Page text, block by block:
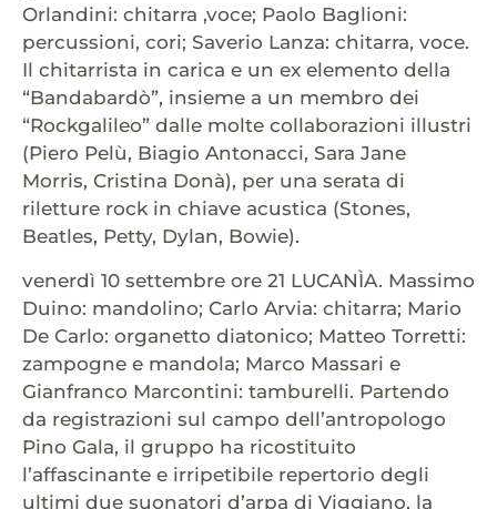
Orlandini: chitarra ,voce; Paolo Baglioni:
percussioni, cori; Saverio Lanza: chitarra, voce.
Il chitarrista in carica e un ex elemento della
“Bandabardò”, insieme a un membro dei
“Rockgalileo” dalle molte collaborazioni illustri
(Piero Pelù, Biagio Antonacci, Sara Jane
Morris, Cristina Donà), per una serata di
riletture rock in chiave acustica (Stones,
Beatles, Petty, Dylan, Bowie).
venerdì 10 settembre ore 21 LUCANÌA. Massimo
Duino: mandolino; Carlo Arvia: chitarra; Mario
De Carlo: organetto diatonico; Matteo Torretti:
zampogne e mandola; Marco Massari e
Gianfranco Marcontini: tamburelli. Partendo
da registrazioni sul campo dell’antropologo
Pino Gala, il gruppo ha ricostituito
l’affascinante e irripetibile repertorio degli
ultimi due suonatori d’arpa di Viggiano, la